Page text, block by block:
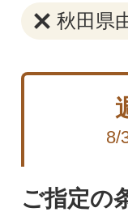
秋田県
8/
ご指定の